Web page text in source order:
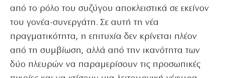
από το ρόλο του συζύγου αποκλειστικά σε εκείνον
του γονέα-συνεργάτη. Σε αυτή τη νέα
πραγματικότητα, η επιτυχία δεν κρίνεται πλέον
από τη συμβίωση, αλλά από την ικανότητα των
δύο πλευρών να παραμερίσουν τις προσωπικές